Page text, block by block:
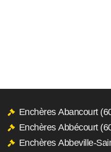
Enchères Abancourt
Enchères Abbécourt
Enchères Abbeville-